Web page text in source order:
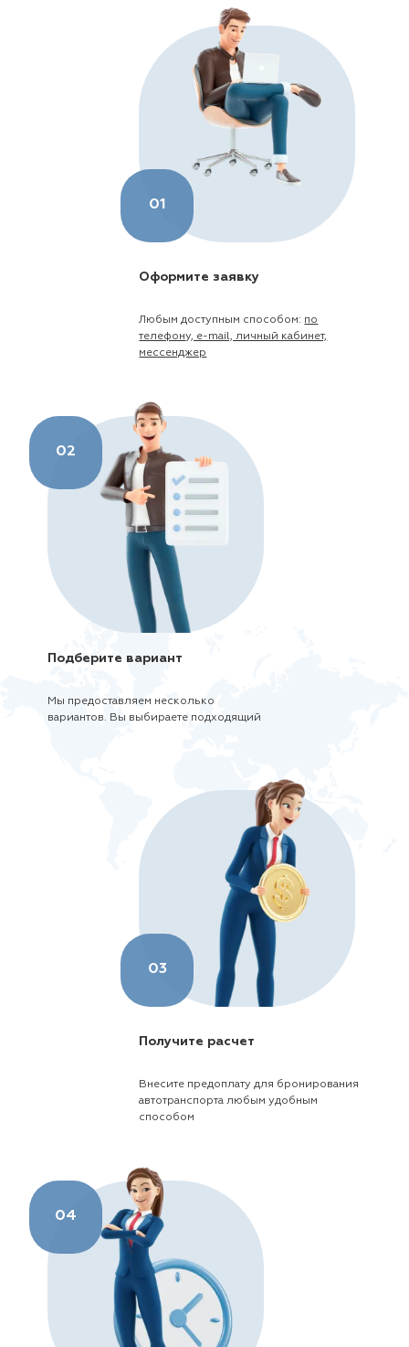
01
Оформите заявку
Любым доступным способом: по
телефону, e-mail, личный кабинет,
мессенджер
02
Подберите вариант
Мы предоставляем несколько
вариантов. Вы выбираете подходящий
03
Получите расчет
Внесите предоплату для бронирования
автотранспорта любым удобным
способом
04